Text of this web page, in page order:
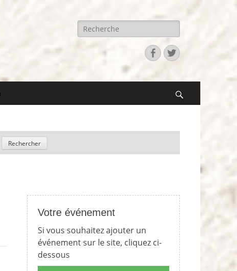
Recherche
pour:
Facebook
Twitter
Votre événement
Si vous souhaitez ajouter un
événement sur le site, cliquez ci-
dessous